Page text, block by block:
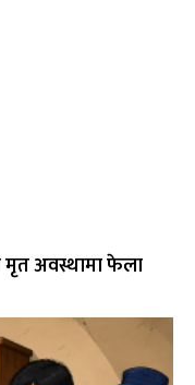
मृत अवस्थामा फेला